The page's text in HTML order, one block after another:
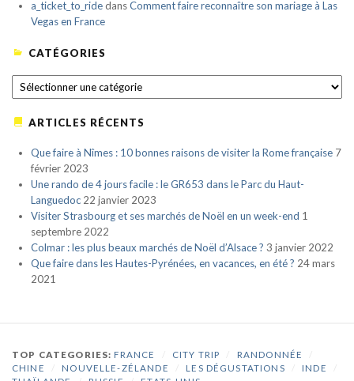
a_ticket_to_ridedansComment faire reconnaître son mariage à Las
Vegas en France
CATÉGORIES
CATÉGORIES
ARTICLES RÉCENTS
Que faire à Nîmes : 10 bonnes raisons de visiter la Rome française 7
février 2023
Une rando de 4 jours facile : le GR653 dans le Parc du Haut-
Languedoc 22 janvier 2023
Visiter Strasbourg et ses marchés de Noël en un week-end 1
septembre 2022
Colmar : les plus beaux marchés de Noël d’Alsace ? 3 janvier 2022
Que faire dans les Hautes-Pyrénées, en vacances, en été ? 24 mars
2021
TOP CATEGORIES:FRANCE CITY TRIP RANDONNÉE
CHINE
NOUVELLE-ZÉLANDE LES DÉGUSTATIONS INDE